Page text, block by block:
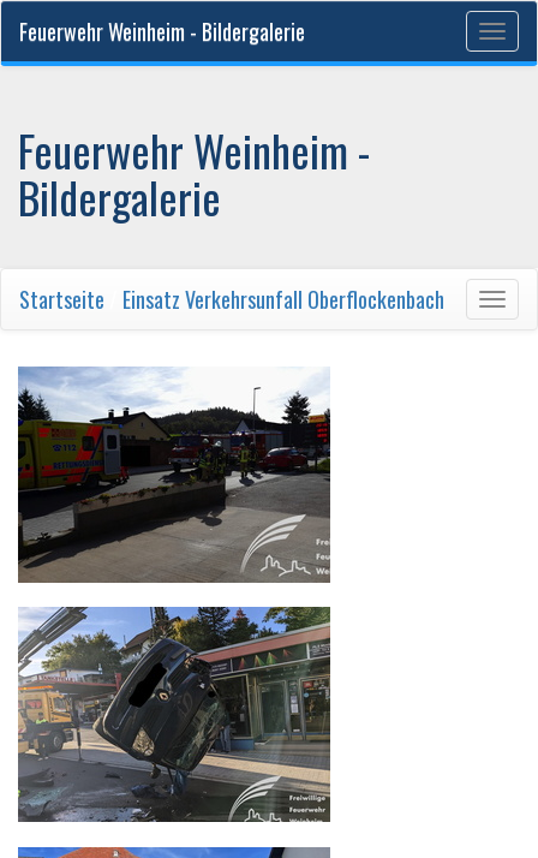
Feuerwehr Weinheim - Bildergalerie
Feuerwehr Weinheim -
Bildergalerie
Startseite Einsatz Verkehrsunfall Oberflockenbach